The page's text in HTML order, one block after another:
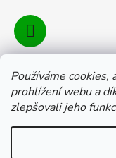
Používáme cookies,
prohlížení webu a
zlepšovali jeho
Facebook